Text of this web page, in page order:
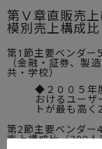
第Ⅴ章直販売上
模別売上構成比
第1節主要ベンダー
（金融・証券、製
共・学校）
◆２００５年
おけるユーザ
トが最も高
第2節主要ベンダー
売上構成比（300